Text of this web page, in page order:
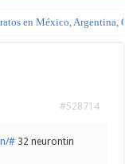
en México, Argentina,
#528714
# 32 neurontin